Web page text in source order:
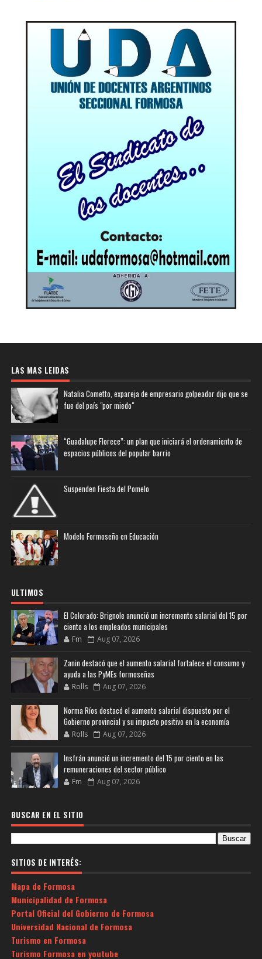
LAS MAS LEIDAS
Natalia Cometto, expareja de empresario golpeador dijo que se
fue del país "por miedo"
“Guadalupe Florece”: un plan que iniciará el ordenamiento de
espacios públicos del popular barrio
Suspenden Fiesta del Pomelo
Modelo Formoseño en Educación
ULTIMOS
El Colorado: Brignole anunció un incremento salarial del 15 por
ciento a los empleados municipales
Fm Aug 07, 2026
Zanin destacó que el aumento salarial fortalece el consumo y
ayuda a las PyMEs formoseñas
Rolls Aug 07, 2026
Norma Ríos destacó el aumento salarial dispuesto por el
Gobierno provincial y su impacto positivo en la economía
Rolls Aug 07, 2026
Insfrán anunció un incremento del 15 por ciento en las
remuneraciones del sector público
Fm Aug 07, 2026
BUSCAR EN EL SITIO
SITIOS DE INTERÉS:
Mapa de Formosa
Municipalidad de Formosa
Portal Oficial del Gobierno de Formosa
Universidad Nacional de Formosa
Turismo en Formosa
Turismo Formosa en youtube